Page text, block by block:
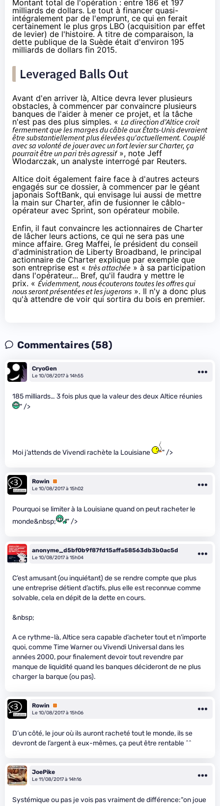
Montant total de l'opération : entre 186 et 197
milliards de dollars. Le tout à financer quasi-
intégralement par de l'emprunt, ce qui en ferait
certainement le plus gros LBO (acquisition par effet
de levier) de l'histoire. À titre de comparaison, la
dette publique de la Suède était d'environ 195
milliards de dollars fin 2015.
Leveraged Balls Out
Avant d'en arriver là, Altice devra lever plusieurs
obstacles, à commencer par convaincre plusieurs
banques de l'aider à mener ce projet, et la tâche
n'est pas des plus simples. « La direction d'Altice croit
fermement que les marges du câble aux États-Unis devraient
être substantiellement plus élevées qu'actuellement. Couplé
avec sa volonté de jouer avec un fort levier sur Charter, ça
pourrait être un pari très agressif», note Jeff
Wlodarczak, un analyste interrogé par Reuters.
Altice doit également faire face à d'autres acteurs
engagés sur ce dossier, à commencer par le géant
japonais SoftBank, qui envisage lui aussi de mettre
la main sur Charter, afin de fusionner le câblo-
opérateur avec Sprint, son opérateur mobile.
Enfin, il faut convaincre les actionnaires de Charter
de lâcher leurs actions, ce qui ne sera pas une
mince affaire. Greg Maffei, le président du conseil
d'administration de Liberty Broadband, le principal
actionnaire de Charter explique par exemple que
son entreprise est « très attachée » à sa participation
dans l'opérateur... Bref, qu'il faudra y mettre le
prix. « Évidemment, nous écouterons toutes les offres qui
nous seront présentées et les jugerons ». Il n'y a donc plus
qu'à attendre de voir qui sortira du bois en premier.
Commentaires (58)
CryoGen
Le 10/08/2017 à 14h55
185 milliards… 3 fois plus que la valeur des deux Altice réunies
" />
Moi j’attends de Vivendi rachète la Louisiane " />
Rowin
Premium
Le 10/08/2017 à 15h02
Pourquoi se limiter à la Louisiane quand on peut racheter le
monde&nbsp;
" />
anonyme_d5bf0b9f87fd15affa58563db3b0ac5d
Le 10/08/2017 à 15h04
C’est amusant (ou inquiétant) de se rendre compte que plus
une entreprise détient d’actifs, plus elle est reconnue comme
solvable, cela en dépit de la dette en cours.
&nbsp;
A ce rythme-là, Altice sera capable d’acheter tout et n’importe
quoi, comme Time Warner ou Vivendi Universal dans les
années 2000, pour finalement devoir tout revendre par
manque de liquidité quand les banques décideront de ne plus
charger la barque (ou pas).
Rowin
Premium
Le 10/08/2017 à 15h06
D’un côté, le jour où ils auront racheté tout le monde, ils se
devront de l’argent à eux-mêmes, ça peut être rentable ^^
JoePike
Le 11/08/2017 à 14h16
Systémique ou pas je vois pas vraiment de différence:“on joue